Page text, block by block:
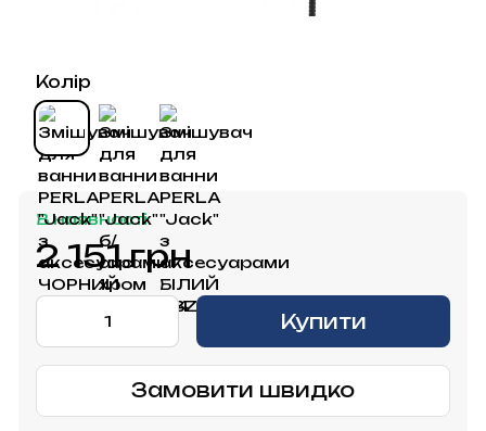
Колір
В наявності
2 151 грн
Купити
Замовити швидко